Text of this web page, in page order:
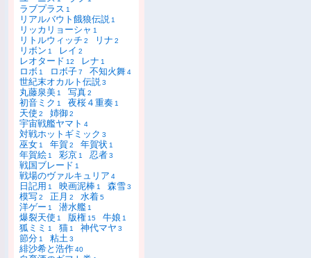
ラブプラス 1
リアルバウト餓狼伝説 1
リッカリョーシャ 1
リトルウィッチ 2 リナ 2
リボン 1 レイ 2
レオタード 12 レナ 1
ロボ 1 ロボ子7 不知火舞4
世紀末オカルト伝説3
丸藤泉美 1 写真2
初音ミク 1 夜桜４重奏 1
天使 2 姉御2
宇宙戦艦ヤマト 4
対戦ホットギミック 3
巫女 1 年賀2 年賀状 1
年賀絵 1 彩京 1 忍者3
戦国ブレード 1
戦場のヴァルキュリア 4
日記用 1 映画泥棒 1 森雪3
模写2 正月 2 水着5
洋ゲー 1 潜水艦 1
爆裂天使 1 版権 15 牛娘 1
狐ミミ 1 猫 1 神代マヤ 3
節分 1 粘土3
緋沙希と浩作40